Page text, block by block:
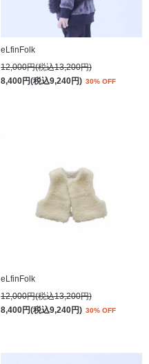
eLfinFolk
12,000円(税込13,200円)
8,400円(税込9,240円) 30% OFF
eLfinFolk
12,000円(税込13,200円)
8,400円(税込9,240円) 30% OFF